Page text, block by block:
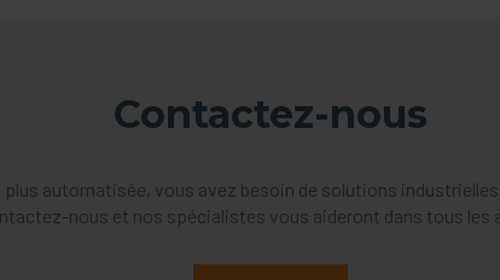
Contactez-nous
automatisée, vous avez besoin de solutions
nous et nos spécialistes vous aideront dans tous les